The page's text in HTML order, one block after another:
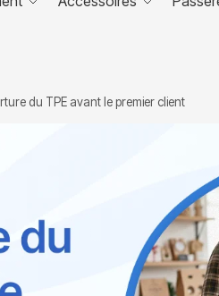
du TPE avant le premier client